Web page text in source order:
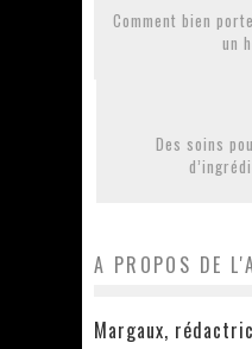
Comment bien
un
Des soins
A PROPOS DE
Margaux,